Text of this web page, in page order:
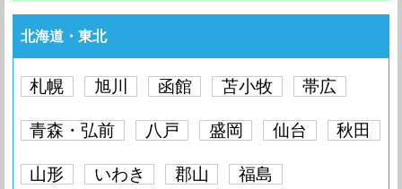
北海道・東北
札幌 旭川 函館 苫小牧 帯広
青森・弘前 八戸 盛岡 仙台 秋田
山形 いわき 郡山 福島